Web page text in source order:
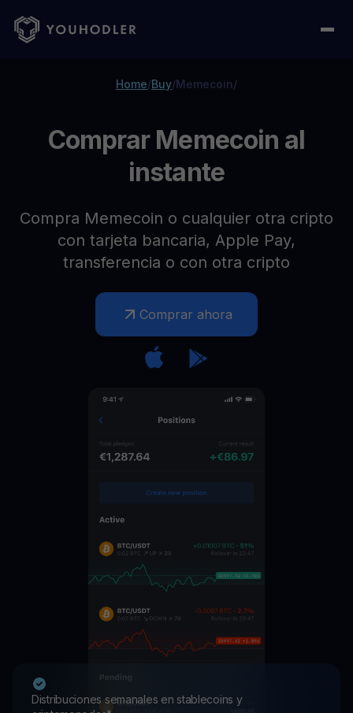
Home/Buy/Memecoin/
Comprar Memecoin al
instante
Compra Memecoin o cualquier otra cripto
con tarjeta bancaria, Apple Pay,
transferencia o con otra cripto
Comprar ahora
Distribuciones semanales en stablecoins y